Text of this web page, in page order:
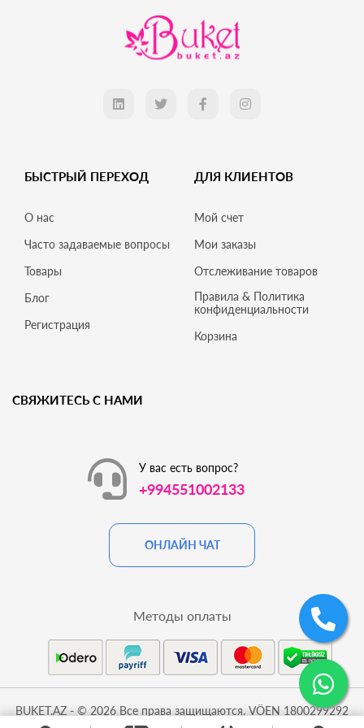
БЫСТРЫЙ ПЕРЕХОД
О нас
Часто задаваемые вопросы
Товары
Блог
Регистрация
ДЛЯ КЛИЕНТОВ
Мой счет
Мои заказы
Отслеживание товаров
Правила & Политика
конфиденциальности
Корзина
СВЯЖИТЕСЬ С НАМИ
У вас есть вопрос?
+994551002133
ОНЛАЙН ЧАТ
BUKET.AZ - © 2026 Все права защищаются. VÖEN 1800299292
Методы оплаты